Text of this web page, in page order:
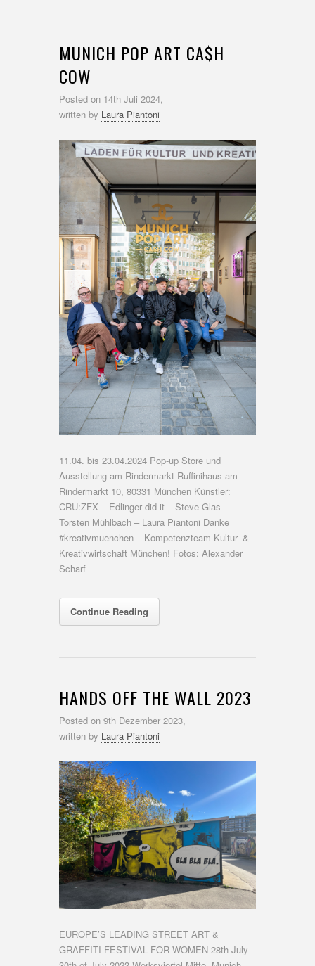
MUNICH POP ART CA$H
COW
Posted on 14th Juli 2024,
written by Laura Piantoni
11.04. bis 23.04.2024 Pop-up Store und
Ausstellung am Rindermarkt Ruffinihaus am
Rindermarkt 10, 80331 München Künstler:
CRU:ZFX – Edlinger did it – Steve Glas –
Torsten Mühlbach – Laura Piantoni Danke
#kreativmuenchen – Kompetenzteam Kultur- &
Kreativwirtschaft München! Fotos: Alexander
Scharf
Continue Reading
HANDS OFF THE WALL 2023
Posted on 9th Dezember 2023,
written by Laura Piantoni
EUROPE’S LEADING STREET ART &
GRAFFITI FESTIVAL FOR WOMEN 28th July-